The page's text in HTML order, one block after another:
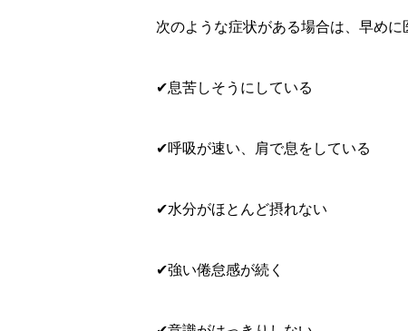
次のような症状がある場合は、早めに
✔息苦しそうにしている
✔呼吸が速い、肩で息をしている
✔水分がほとんど摂れない
✔強い倦怠感が続く